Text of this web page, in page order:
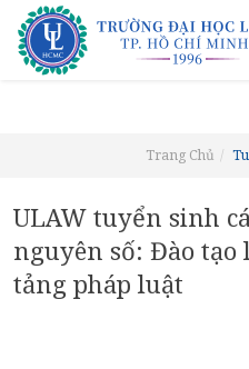
Trang Chủ
ULAW tuyển sinh
nguyên số: Đào
tảng pháp luật